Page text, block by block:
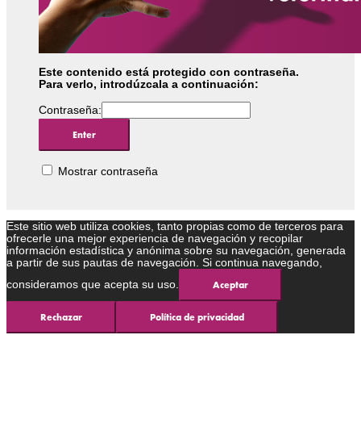
Este contenido está protegido con contraseña.
Para verlo, introdúzcala a continuación:
Contraseña:
Mostrar contraseña
Este sitio web utiliza cookies, tanto propias como de terceros para
ofrecerle una mejor experiencia de navegación y recopilar
información estadística y anónima sobre su navegación, generada
a partir de sus pautas de navegación. Si continua navegando,
consideramos que acepta su uso.
Aceptar
Rechazar Política de privacidad